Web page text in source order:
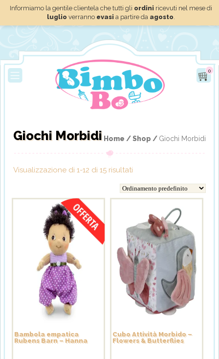
Informiamo la gentile clientela che tutti gli ordini ricevuti nel mese di
luglio verranno evasi a partire da agosto.
0
Home /Shop / Giochi Morbidi
Giochi Morbidi
Visualizzazione di 1-12 di 15 risultati
Bambola empatica
Rubens Barn – Hanna
Cubo Attività Morbido –
Flowers & Butterflies